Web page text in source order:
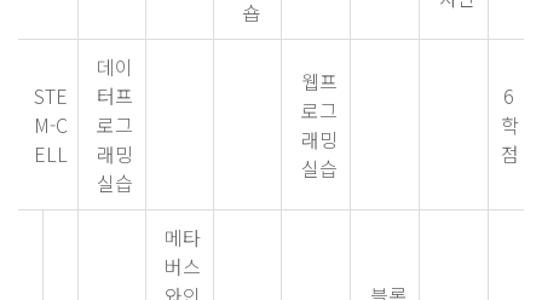
숍
STE
M-C
ELL
데이
터프
로그
래밍
실습
웹프
로그
래밍
실습
6
학
점
메타
버스